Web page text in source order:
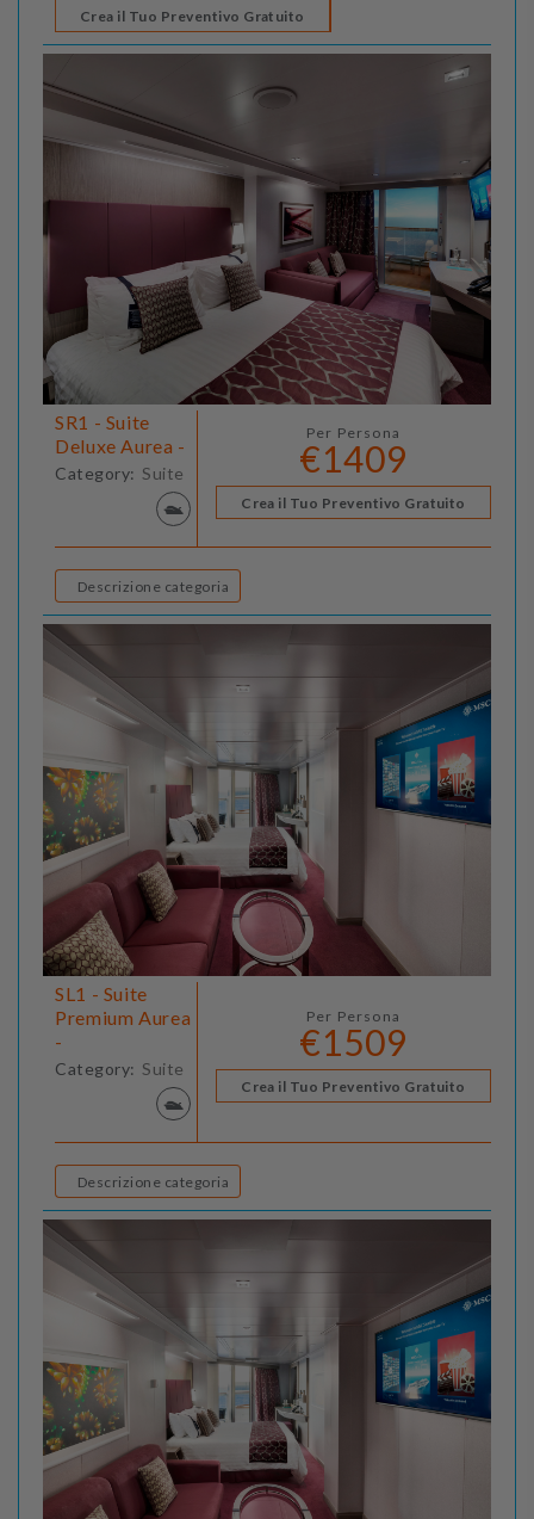
Crea il Tuo Preventivo Gratuito
SR1 - Suite
Deluxe Aurea -
Category: Suite
Per Persona
€1409
Crea il Tuo Preventivo Gratuito
Descrizione categoria
SL1 - Suite
Premium Aurea
-
Category: Suite
Per Persona
€1509
Crea il Tuo Preventivo Gratuito
Descrizione categoria